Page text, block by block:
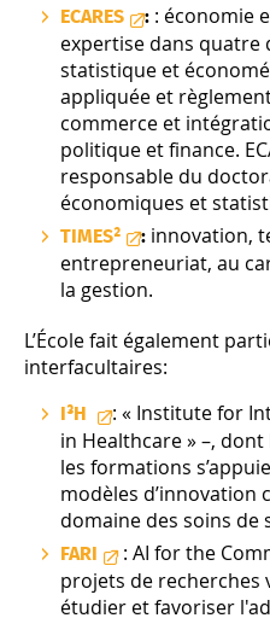
ECARES : : économie
expertise dans quatre
statistique et
appliquée et
commerce et
politique et finance.
responsable du
économiques et
TIMES² : innovation,
entrepreneuriat, au
la gestion.
L’École fait également
interfacultaires:
I³H
: « Institute for
in Healthcare » –,
les formations
modèles d’innovation
domaine des soins de
FARI
: AI for the
projets de recherches
étudier et favoriser